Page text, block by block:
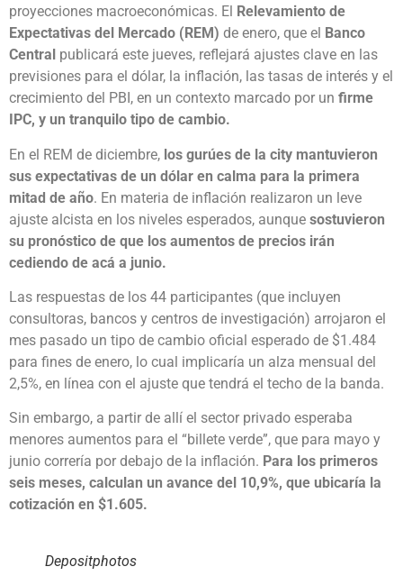
proyecciones macroeconómicas. El Relevamiento de
Expectativas del Mercado (REM) de enero, que el Banco
Central publicará este jueves, reflejará ajustes clave en las
previsiones para el dólar, la inflación, las tasas de interés y el
crecimiento del PBI, en un contexto marcado por un firme
IPC, y un tranquilo tipo de cambio.
En el REM de diciembre, los gurúes de la city mantuvieron
sus expectativas de un dólar en calma para la primera
mitad de año. En materia de inflación realizaron un leve
ajuste alcista en los niveles esperados, aunque sostuvieron
su pronóstico de que los aumentos de precios irán
cediendo de acá a junio.
Las respuestas de los 44 participantes (que incluyen
consultoras, bancos y centros de investigación) arrojaron el
mes pasado un tipo de cambio oficial esperado de $1.484
para fines de enero, lo cual implicaría un alza mensual del
2,5%, en línea con el ajuste que tendrá el techo de la banda.
Sin embargo, a partir de allí el sector privado esperaba
menores aumentos para el “billete verde”, que para mayo y
junio correría por debajo de la inflación. Para los primeros
seis meses, calculan un avance del 10,9%, que ubicaría la
cotización en $1.605.
Depositphotos